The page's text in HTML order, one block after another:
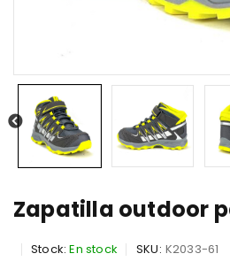
Zapatilla outdoor
Stock: En stock SKU: K2033-61